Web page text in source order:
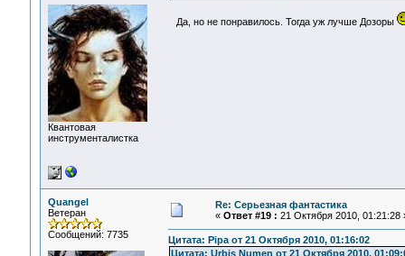
Квантовая
инструменталистка
Да, но не понравилось. Тогда уж лучше Дозоры
Quangel
Ветеран
Сообщений: 7735
Re: Серьезная фантастика
« Ответ #19 : 21 Октября 2010, 01:21:28
Цитата: Pipa от 21 Октября 2010, 01:16:02
Цитата: Urbis Numen от 21 Октября 2010,